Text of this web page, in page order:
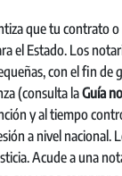
que tu contrato
el Estado. Los
con el fin de
(consulta laGuía
y al tiempo
a nivel nacional.
Acude a una